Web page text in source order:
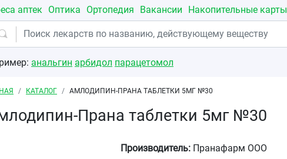
аптек Оптика Ортопедия Вакансии Накопительные карты
анальгин арбидол парацетомол
навигации
КАТАЛОГ АМЛОДИПИН-ПРАНА ТАБЛЕТКИ 5МГ №30
Прана таблетки 5мг №30
Производитель: Пранафарм ООО